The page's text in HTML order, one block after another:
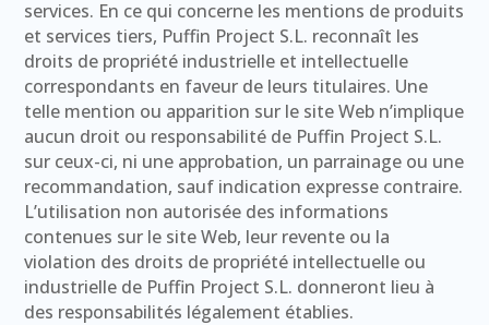
services. En ce qui concerne les mentions de produits
et services tiers, Puffin Project S.L. reconnaît les
droits de propriété industrielle et intellectuelle
correspondants en faveur de leurs titulaires. Une
telle mention ou apparition sur le site Web n’implique
aucun droit ou responsabilité de Puffin Project S.L.
sur ceux-ci, ni une approbation, un parrainage ou une
recommandation, sauf indication expresse contraire.
L’utilisation non autorisée des informations
contenues sur le site Web, leur revente ou la
violation des droits de propriété intellectuelle ou
industrielle de Puffin Project S.L. donneront lieu à
des responsabilités légalement établies.